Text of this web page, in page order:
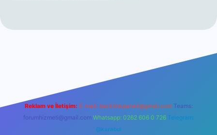
Reklam ve İletişim: E-mail: backlinkpaneli@gmail.com Teams:
forumhizmeti@gmail.com Whatsapp: 0262 606 0 726 Telegram:
@karabul